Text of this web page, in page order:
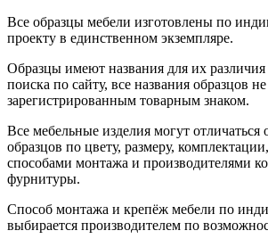
Все образцы мебели изготовлены по
проекту в единственном экземпляре.
Образцы имеют названия для их
поиска по сайту, все названия образцов
зарегистрированным товарным знаком.
Все мебельные изделия могут отличаться
образцов по цвету, размеру,
способами монтажа и производителями
фурнитуры.
Способ монтажа и крепёж мебели по
выбирается производителем по